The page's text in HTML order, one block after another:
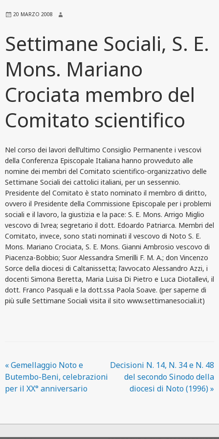
20 MARZO 2008
Settimane Sociali, S. E.
Mons. Mariano
Crociata membro del
Comitato scientifico
Nel corso dei lavori dell’ultimo Consiglio Permanente i vescovi
della Conferenza Episcopale Italiana hanno provveduto alle
nomine dei membri del Comitato scientifico-organizzativo delle
Settimane Sociali dei cattolici italiani, per un sessennio.
Presidente del Comitato è stato nominato il membro di diritto,
ovvero il Presidente della Commissione Episcopale per i problemi
sociali e il lavoro, la giustizia e la pace: S. E. Mons. Arrigo Miglio
vescovo di Ivrea; segretario il dott. Edoardo Patriarca. Membri del
Comitato, invece, sono stati nominati il vescovo di Noto S. E.
Mons. Mariano Crociata, S. E. Mons. Gianni Ambrosio vescovo di
Piacenza-Bobbio; Suor Alessandra Smerilli F. M. A.; don Vincenzo
Sorce della diocesi di Caltanissetta; l’avvocato Alessandro Azzi, i
docenti Simona Beretta, Maria Luisa Di Pietro e Luca Diotallevi, il
dott. Franco Pasquali e la dott.ssa Paola Soave. (per saperne di
più sulle Settimane Sociali visita il sito www.settimanesociali.it)
«Gemellaggio Noto e
Butembo-Beni, celebrazioni
per il XX° anniversario
Decisioni N. 14, N. 34 e N. 48
del secondo Sinodo della
diocesi di Noto (1996)»